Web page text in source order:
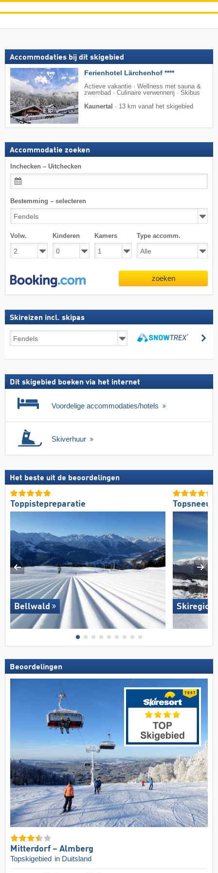
Accommodaties bij dit skigebied
Ferienhotel Lärchenhof ****
Actieve vakantie · Wellness met sauna &
zwembad · Culinaire verwennerij · Skibus
Kaunertal
· 13 km vanaf het skigebied
Accommodatie zoeken
Inchecken – Uitchecken
Bestemming – selecteren
Volw. Kinderen Kamers Type accomm.
zoeken
Skireizen incl. skipas
Skireizen
incl.
Dit skigebied boeken via het internet
Voordelige accommodaties/hotels
Skiverhuur
Het beste uit de beoordelingen
Toppistepreparatie
Bellwald Skiregion
Beoordelingen
Mitterdorf – Almberg
Topskigebied in Duitsland